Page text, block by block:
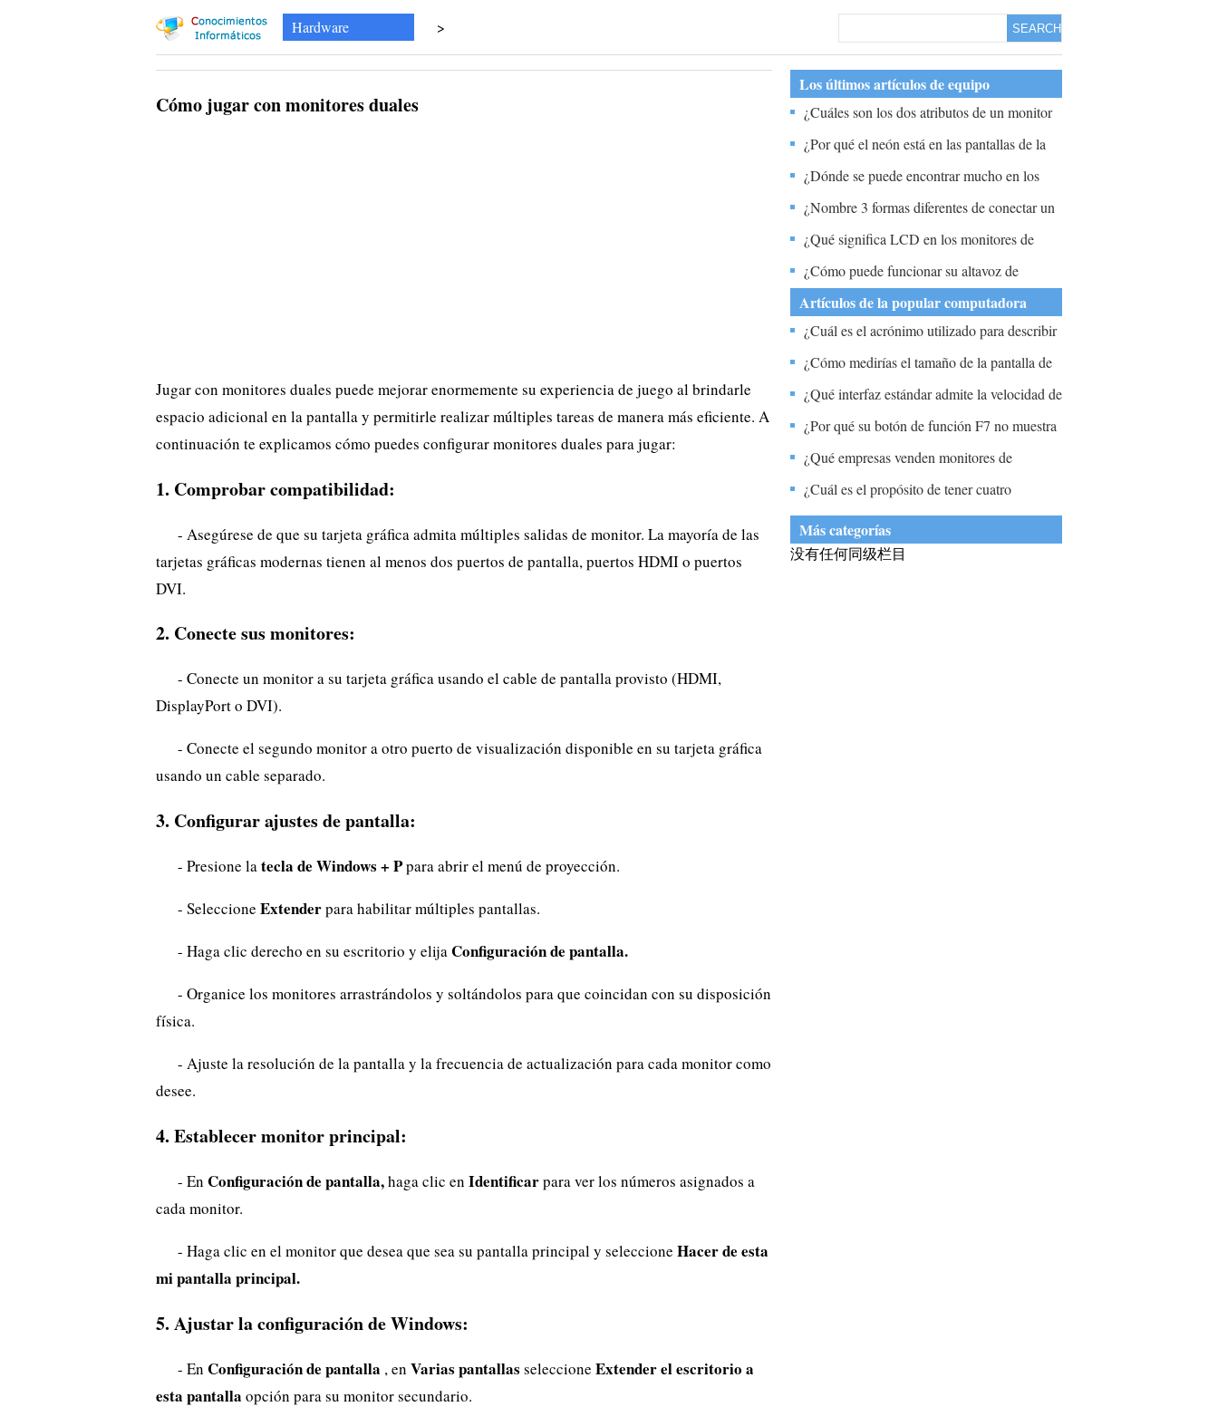
Hardware > SEARCH
Cómo jugar con monitores duales
Jugar con monitores duales puede mejorar enormemente su experiencia de juego al brindarle
espacio adicional en la pantalla y permitirle realizar múltiples tareas de manera más eficiente. A
continuación te explicamos cómo puedes configurar monitores duales para jugar:
1. Comprobar compatibilidad:
- Asegúrese de que su tarjeta gráfica admita múltiples salidas de monitor. La mayoría de las
tarjetas gráficas modernas tienen al menos dos puertos de pantalla, puertos HDMI o puertos
DVI.
2. Conecte sus monitores:
- Conecte un monitor a su tarjeta gráfica usando el cable de pantalla provisto (HDMI,
DisplayPort o DVI).
- Conecte el segundo monitor a otro puerto de visualización disponible en su tarjeta gráfica
usando un cable separado.
3. Configurar ajustes de pantalla:
- Presione latecla de Windows + Ppara abrir el menú de proyección.
- Seleccione Extenderpara habilitar múltiples pantallas.
- Haga clic derecho en su escritorio y elijaConfiguración de pantalla.
- Organice los monitores arrastrándolos y soltándolos para que coincidan con su disposición
física.
- Ajuste la resolución de la pantalla y la frecuencia de actualización para cada monitor como
desee.
4. Establecer monitor principal:
- En Configuración de pantalla,haga clic en Identificarpara ver los números asignados a
cada monitor.
- Haga clic en el monitor que desea que sea su pantalla principal y seleccione Hacer de esta
mi pantalla principal.
5. Ajustar la configuración de Windows:
- En Configuración de pantalla , en Varias pantallas seleccione Extender el escritorio a
esta pantalla opción para su monitor secundario.
Los últimos artículos de equipo
¿Cuáles son los dos atributos de un monitor
que afecta su pantalla?
¿Por qué el neón está en las pantallas de la
computadora?
¿Dónde se puede encontrar mucho en los
monitores de resolución de 1920x1080?
¿Nombre 3 formas diferentes de conectar un
monitor?
¿Qué significa LCD en los monitores de
computadora?
¿Cómo puede funcionar su altavoz de
monitor?
Artículos de la popular computadora
¿Cuál es el acrónimo utilizado para describir
la tecnología en los nuevos monitores de
computadora de pantalla plana?
¿Cómo medirías el tamaño de la pantalla de
una computadora?
¿Qué interfaz estándar admite la velocidad de
transferencia de datos más alta?
¿Por qué su botón de función F7 no muestra
opciones de doble monitor?
¿Qué empresas venden monitores de
computadora baratos?
¿Cuál es el propósito de tener cuatro
monitores de computadora?
Más categorías
没有任何同级栏目